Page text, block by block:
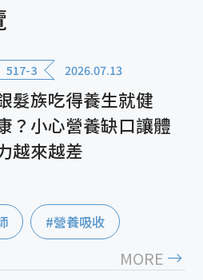
517-3 2026.07.13
髮族吃得養生就健
？小心營養缺口讓體
越來越差
#營養吸收
MORE